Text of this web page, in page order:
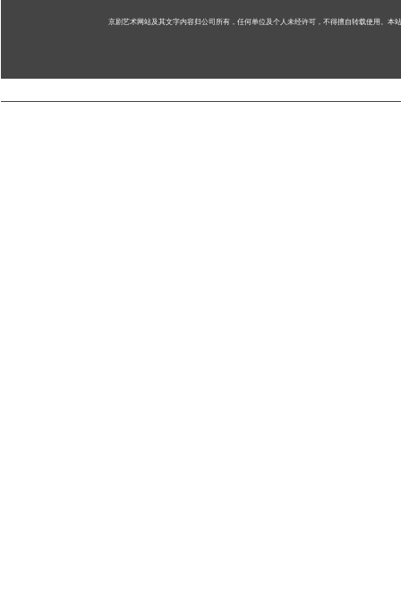
京剧艺术网站及其文字内容归公司所有，任何单位及个人未经许可，不得擅自转载使用。 本